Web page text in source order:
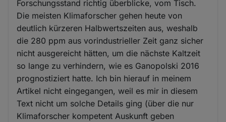
Forschungsstand richtig überblicke, vom Tisch.
Die meisten Klimaforscher gehen heute von
deutlich kürzeren Halbwertszeiten aus, weshalb
die 280 ppm aus vorindustrieller Zeit ganz sicher
nicht ausgereicht hätten, um die nächste Kaltzeit
so lange zu verhindern, wie es Ganopolski 2016
prognostiziert hatte. Ich bin hierauf in meinem
Artikel nicht eingegangen, weil es mir in diesem
Text nicht um solche Details ging (über die nur
Klimaforscher kompetent Auskunft geben